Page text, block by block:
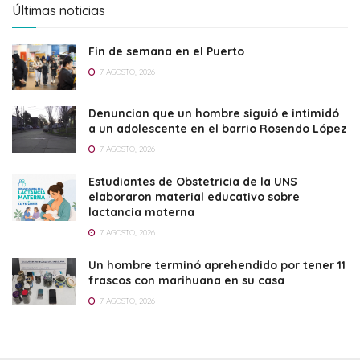
Últimas noticias
Fin de semana en el Puerto
7 AGOSTO, 2026
Denuncian que un hombre siguió e intimidó
a un adolescente en el barrio Rosendo López
7 AGOSTO, 2026
Estudiantes de Obstetricia de la UNS
elaboraron material educativo sobre
lactancia materna
7 AGOSTO, 2026
Un hombre terminó aprehendido por tener 11
frascos con marihuana en su casa
7 AGOSTO, 2026